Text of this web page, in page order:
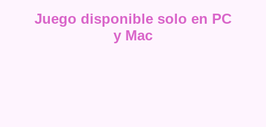
Juego disponible solo en PC
y Mac